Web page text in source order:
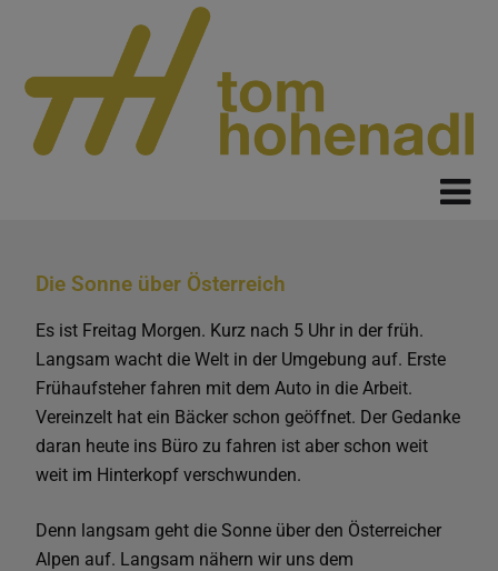
Die Sonne über Österreich
Es ist Freitag Morgen. Kurz nach 5 Uhr in der früh.
Langsam wacht die Welt in der Umgebung auf. Erste
Frühaufsteher fahren mit dem Auto in die Arbeit.
Vereinzelt hat ein Bäcker schon geöffnet. Der Gedanke
daran heute ins Büro zu fahren ist aber schon weit
weit im Hinterkopf verschwunden.
Denn langsam geht die Sonne über den Österreicher
Alpen auf. Langsam nähern wir uns dem